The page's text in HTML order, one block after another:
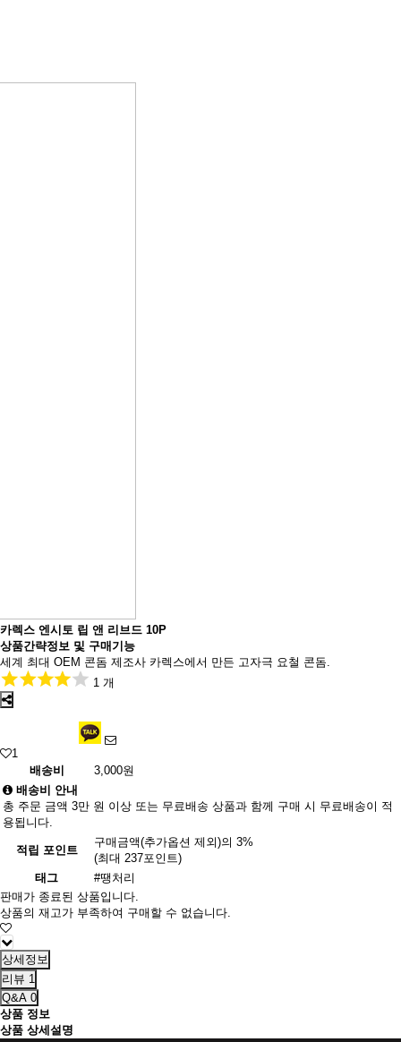
카렉스 엔시토 립 앤 리브드 10P
상품간략정보 및 구매기능
세계 최대 OEM 콘돔 제조사 카렉스에서 만든 고자극 요철 콘돔.
1 개
1
배송비
3,000원
배송비 안내
총 주문 금액 3만 원 이상 또는 무료배송 상품과 함께 구매 시 무료배송이 적
용됩니다.
적립 포인트
구매금액(추가옵션 제외)의 3%
(최대 237포인트)
태그
#땡처리
판매가 종료된 상품입니다.
상품의 재고가 부족하여 구매할 수 없습니다.
상세정보
리뷰 1
Q&A 0
상품 정보
상품 상세설명